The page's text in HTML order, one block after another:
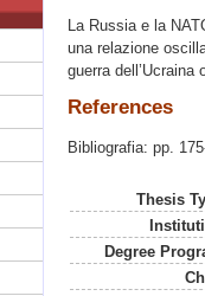
La Russia e la
una relazione
guerra dell’Ucraina
References
Bibliografia: pp. 175-
Thesis
Degree